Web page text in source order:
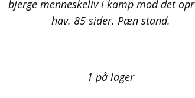
bjerge menneskeliv i kamp mod det
hav. 85 sider. Pæn stand.
1 på lager